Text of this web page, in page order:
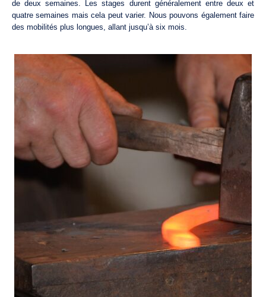
de deux semaines. Les stages durent généralement entre deux et
quatre semaines mais cela peut varier. Nous pouvons également faire
des mobilités plus longues, allant jusqu’à six mois.